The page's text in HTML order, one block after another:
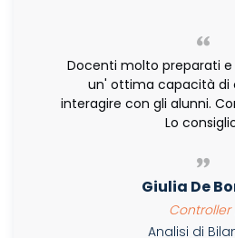
Docenti molto preparati
un' ottima capacità di
interagire con gli alunni.
Lo
Giulia De
Controller
Analisi di